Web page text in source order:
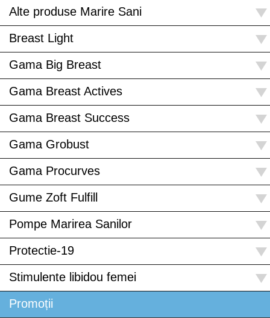
Alte produse Marire Sani
Breast Light
Gama Big Breast
Gama Breast Actives
Gama Breast Success
Gama Grobust
Gama Procurves
Gume Zoft Fulfill
Pompe Marirea Sanilor
Protectie-19
Stimulente libidou femei
Promoții